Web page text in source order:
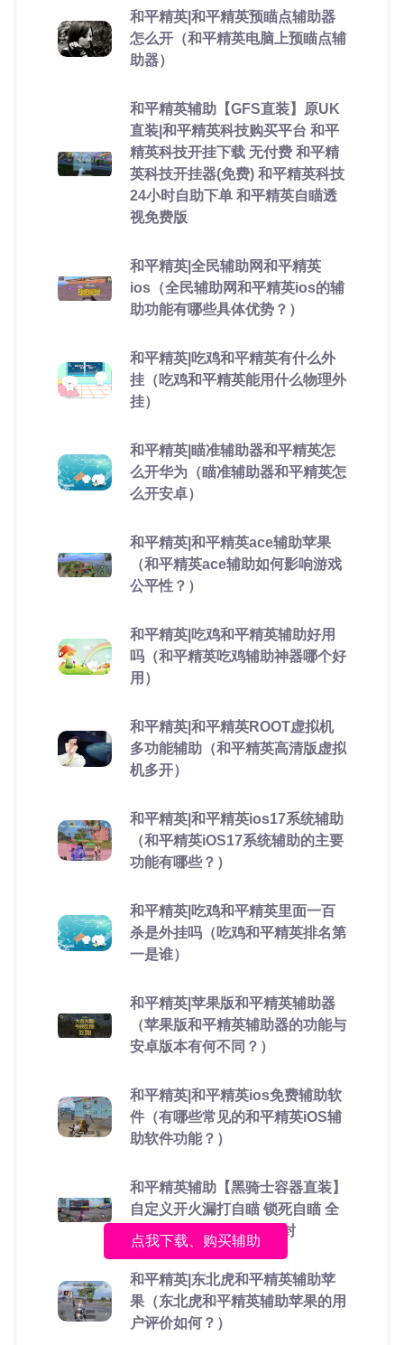
和平精英|和平精英预瞄点辅助器
怎么开（和平精英电脑上预瞄点辅
助器）
和平精英辅助【GFS直装】原UK
直装|和平精英科技购买平台 和平
精英科技开挂下载 无付费 和平精
英科技开挂器(免费) 和平精英科技
24小时自助下单 和平精英自瞄透
视免费版
和平精英|全民辅助网和平精英
ios（全民辅助网和平精英ios的辅
助功能有哪些具体优势？）
和平精英|吃鸡和平精英有什么外
挂（吃鸡和平精英能用什么物理外
挂）
和平精英|瞄准辅助器和平精英怎
么开华为（瞄准辅助器和平精英怎
么开安卓）
和平精英|和平精英ace辅助苹果
（和平精英ace辅助如何影响游戏
公平性？）
和平精英|吃鸡和平精英辅助好用
吗（和平精英吃鸡辅助神器哪个好
用）
和平精英|和平精英ROOT虚拟机
多功能辅助（和平精英高清版虚拟
机多开）
和平精英|和平精英ios17系统辅助
（和平精英iOS17系统辅助的主要
功能有哪些？）
和平精英|吃鸡和平精英里面一百
杀是外挂吗（吃鸡和平精英排名第
一是谁）
和平精英|苹果版和平精英辅助器
（苹果版和平精英辅助器的功能与
安卓版本有何不同？）
和平精英|和平精英ios免费辅助软
件（有哪些常见的和平精英iOS辅
助软件功能？）
和平精英辅助【黑骑士容器直装】
自定义开火漏打自瞄 锁死自瞄 全
裸奔功能 可观透 稳定防封
和平精英|东北虎和平精英辅助苹
果（东北虎和平精英辅助苹果的用
户评价如何？）
点我下载、购买辅助